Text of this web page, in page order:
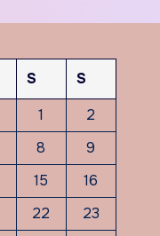
S
S
1
2
8
9
15
16
22
23